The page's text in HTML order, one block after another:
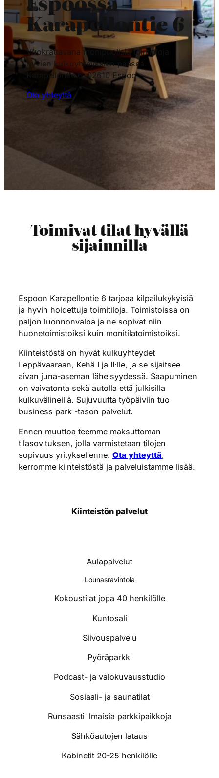
Karapellontie 6
Vuokrattavana monipuolisia toimitiloja
hyvien kulkuyhteyksien päässä.
Karapellontie 6, 02610 Espoo
Ota yhteyttä
Toimivat tilat hyvällä
sijainnilla
Espoon Karapellontie 6 tarjoaa kilpailukykyisiä
ja hyvin hoidettuja toimitiloja. Toimistoissa on
paljon luonnonvaloa ja ne sopivat niin
huonetoimistoiksi kuin monitilatoimistoiksi.
Kiinteistöstä on hyvät kulkuyhteydet
Leppävaaraan, Kehä I ja II:lle, ja se sijaitsee
aivan juna-aseman läheisyydessä. Saapuminen
on vaivatonta sekä autolla että julkisilla
kulkuvälineillä. Sujuvuutta työpäiviin tuo
business park -tason palvelut.
Ennen muuttoa teemme maksuttoman
tilasovituksen, jolla varmistetaan tilojen
sopivuus yrityksellenne. Ota yhteyttä,
kerromme kiinteistöstä ja palveluistamme lisää.
Kiinteistön palvelut
Aulapalvelut
Lounasravintola
Kokoustilat jopa 40 henkilölle
Kuntosali
Siivouspalvelu
Pyöräparkki
Podcast- ja valokuvausstudio
Sosiaali- ja saunatilat
Runsaasti ilmaisia parkkipaikkoja
Sähköautojen lataus
Kabinetit 20-25 henkilölle